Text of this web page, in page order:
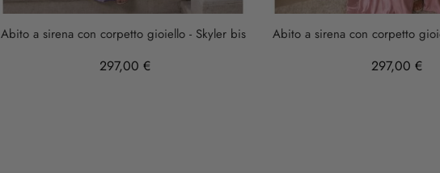
Abito a sirena con corpetto gioiello - Skyler bis
297,00 €
Abito a sirena con corpetto
297,00 €